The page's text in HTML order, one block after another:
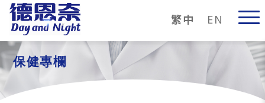
繁中 EN
保健專欄